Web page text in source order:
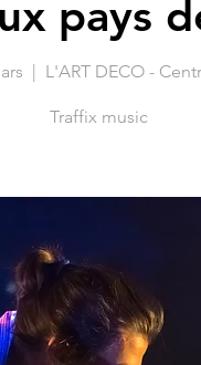
pays
  |
L'ART DECO -
Traffix music